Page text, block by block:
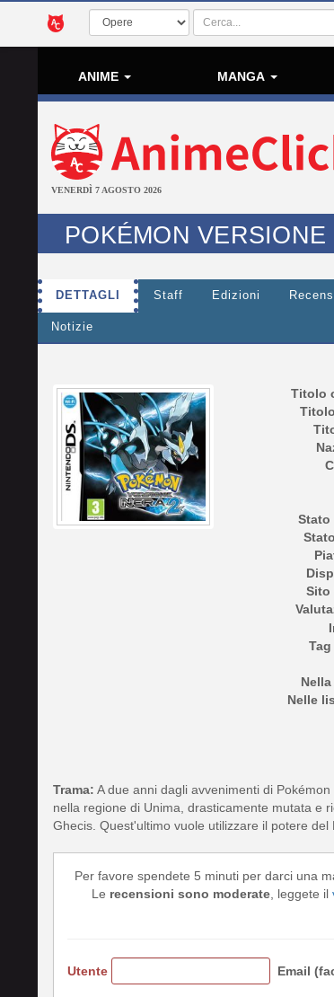
ANIME MANGA
VENERDÌ 7 AGOSTO 2026
POKÉMON
DETTAGLI Staff Edizioni
Notizie
Titolo
Stato
Sito
Nelle
Trama: A due anni dagli avvenimenti di
nella regione di Unima, drasticamente mutata e
Ghecis. Quest'ultimo vuole utilizzare il potere
Per favore spendete 5 minuti per darci una
Le recensioni sono moderate , leggete il
Utente Email